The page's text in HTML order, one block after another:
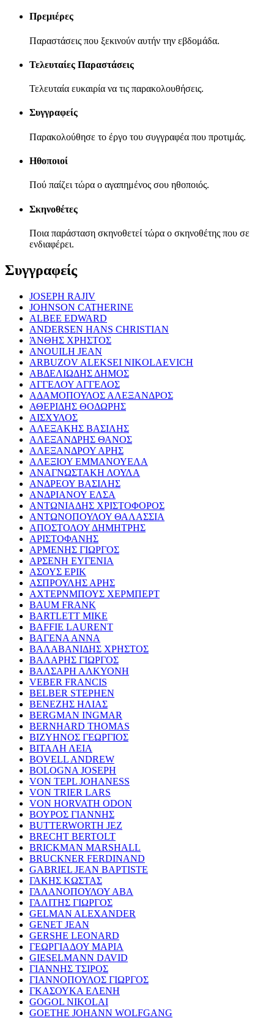
Πρεμιέρες
Παραστάσεις που ξεκινούν αυτήν την εβδομάδα.
Τελευταίες Παραστάσεις
Τελευταία ευκαιρία να τις παρακολουθήσεις.
Συγγραφείς
Παρακολούθησε το έργο του συγγραφέα που προτιμάς.
Ηθοποιοί
Πού παίζει τώρα ο αγαπημένος σου ηθοποιός.
Σκηνοθέτες
Ποια παράσταση σκηνοθετεί τώρα ο σκηνοθέτης που σε
ενδιαφέρει.
Συγγραφείς
JOSEPH RAJIV
JOHNSON CATHERINE
ALBEE EDWARD
ANDERSEN HANS CHRISTIAN
ΆΝΘΗΣ ΧΡΗΣΤΟΣ
ANOUILH JEAN
ARBUZOV ALEKSEI NIKOLAEVICH
ΑΒΔΕΛΙΩΔΗΣ ΔΗΜΟΣ
ΑΓΓΕΛΟΥ ΑΓΓΕΛΟΣ
ΑΔΑΜΟΠΟΥΛΟΣ ΑΛΕΞΑΝΔΡΟΣ
ΑΘΕΡΙΔΗΣ ΘΟΔΩΡΗΣ
ΑΙΣΧΥΛΟΣ
ΑΛΕΞΑΚΗΣ ΒΑΣΙΛΗΣ
ΑΛΕΞΑΝΔΡΗΣ ΘΑΝΟΣ
ΑΛΕΞΑΝΔΡΟΥ ΑΡΗΣ
ΑΛΕΞΙΟΥ ΕΜΜΑΝΟΥΕΛΑ
ΑΝΑΓΝΩΣΤΑΚΗ ΛΟΥΛΑ
ΑΝΔΡΕΟΥ ΒΑΣΙΛΗΣ
ΑΝΔΡΙΑΝΟΥ ΕΛΣΑ
ΑΝΤΩΝΙΑΔΗΣ ΧΡΙΣΤΟΦΟΡΟΣ
ΑΝΤΩΝΟΠΟΥΛΟΥ ΘΑΛΑΣΣΙΑ
ΑΠΟΣΤΟΛΟΥ ΔΗΜΗΤΡΗΣ
ΑΡΙΣΤΟΦΑΝΗΣ
ΑΡΜΕΝΗΣ ΓΙΩΡΓΟΣ
ΑΡΣΕΝΗ ΕΥΓΕΝΙΑ
ΑΣΟΥΣ ΕΡΙΚ
ΑΣΠΡΟΥΛΗΣ ΑΡΗΣ
ΑΧΤΕΡΝΜΠΟΥΣ ΧΕΡΜΠΕΡΤ
BAUM FRANK
BARTLETT MIKE
BAFFIE LAURENT
ΒΑΓΕΝΑ ΑΝΝΑ
ΒΑΛΑΒΑΝΙΔΗΣ ΧΡΗΣΤΟΣ
ΒΑΛΑΡΗΣ ΓΙΩΡΓΟΣ
ΒΑΛΣΑΡΗ ΑΛΚΥΟΝΗ
VEBER FRANCIS
BELBER STEPHEN
ΒΕΝΕΖΗΣ ΗΛΙΑΣ
BERGMAN INGMAR
BERNHARD THOMAS
ΒΙΖΥΗΝΟΣ ΓΕΩΡΓΙΟΣ
ΒΙΤΑΛΗ ΛΕΙΑ
BOVELL ANDREW
BOLOGNA JOSEPH
VON TEPL JOHANESS
VON TRIER LARS
VON HORVATH ODON
ΒΟΥΡΟΣ ΓΙΑΝΝΗΣ
BUTTERWORTH JEZ
BRECHT BERTOLT
BRICKMAN MARSHALL
BRUCKNER FERDINAND
GABRIEL JEAN BAPTISTE
ΓΑΚΗΣ ΚΩΣΤΑΣ
ΓΑΛΑΝΟΠΟΥΛΟΥ ΑΒΑ
ΓΑΛΙΤΗΣ ΓΙΩΡΓΟΣ
GELMAN ALEXANDER
GENET JEAN
GERSHE LEONARD
ΓΕΩΡΓΙΑΔΟΥ ΜΑΡΙΑ
GIESELMANN DAVID
ΓΙΑΝΝΗΣ ΤΣΙΡΟΣ
ΓΙΑΝΝΟΠΟΥΛΟΣ ΓΙΩΡΓΟΣ
ΓΚΑΣΟΥΚΑ ΕΛΕΝΗ
GOGOL NIKOLAI
GOETHE JOHANN WOLFGANG